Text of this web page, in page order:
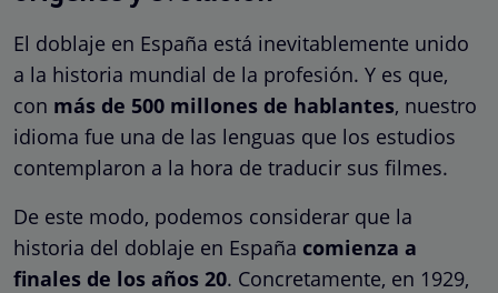
El doblaje en España está inevitablemente unido
a la historia mundial de la profesión. Y es que,
con más de 500 millones de hablantes, nuestro
idioma fue una de las lenguas que los estudios
contemplaron a la hora de traducir sus filmes.
De este modo, podemos considerar que la
historia del doblaje en España comienza a
finales de los años 20. Concretamente, en 1929,